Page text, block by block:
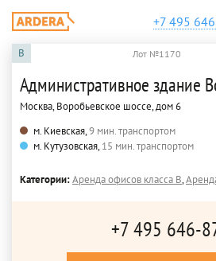
+7 495
B Лот №1170
Административное здание
Москва, Воробьевское шоссе, дом 6
м. Киевская,9 мин. транспортом
м. Кутузовская,15 мин. транспортом
Категории:Аренда офисов класса B,
+7 495 646-